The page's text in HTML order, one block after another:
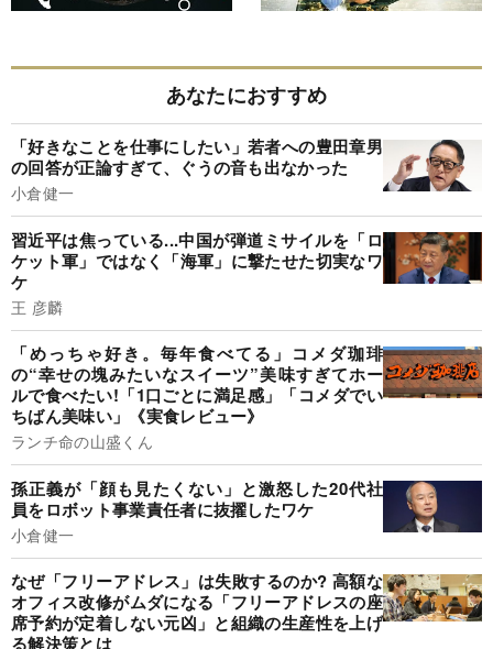
あなたにおすすめ
「好きなことを仕事にしたい」若者への豊田章男
の回答が正論すぎて、ぐうの音も出なかった
小倉健一
習近平は焦っている...中国が弾道ミサイルを「ロ
ケット軍」ではなく「海軍」に撃たせた切実なワ
ケ
王 彦麟
「めっちゃ好き。毎年食べてる」コメダ珈琲
の“幸せの塊みたいなスイーツ”美味すぎてホー
ルで食べたい!「1口ごとに満足感」「コメダでい
ちばん美味い」《実食レビュー》
ランチ命の山盛くん
孫正義が「顔も見たくない」と激怒した20代社
員をロボット事業責任者に抜擢したワケ
小倉健一
なぜ「フリーアドレス」は失敗するのか? 高額な
オフィス改修がムダになる「フリーアドレスの座
席予約が定着しない元凶」と組織の生産性を上げ
る解決策とは